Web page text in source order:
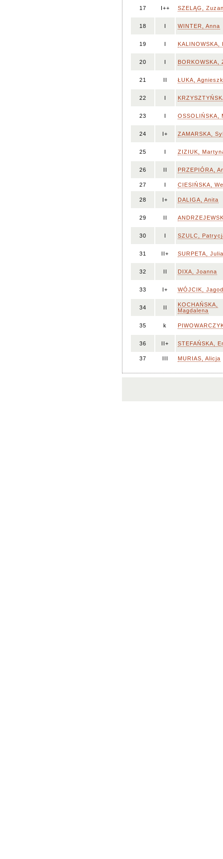
17 I++ SZELĄG,
18 I WINTER, Anna
19 I KALINOWSKA,
20 I BORKOWSKA,
21 II ŁUKA,
22 I
23 I OSSOLIŃSKA,
24 I+ ZAMARSKA,
25 I ZIZIUK,
26 II PRZEPIÓRA,
27 I CIESIŃSKA,
28 I+ DALIGA, Anita
29 II
30 I SZULC,
31 II+ SURPETA, Julia
32 II DIXA, Joanna
33 I+ WÓJCIK,
34 II
KOCHAŃSKA,
Magdalena
35 k
36 II+ STEFAŃSKA,
37 III MURIAS, Alicja